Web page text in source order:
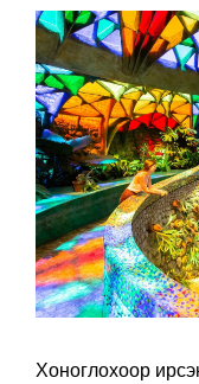
Хоноглохоор